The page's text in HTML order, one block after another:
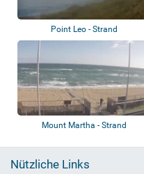
Point Leo - Strand
Mount Martha - Strand
Nützliche Links